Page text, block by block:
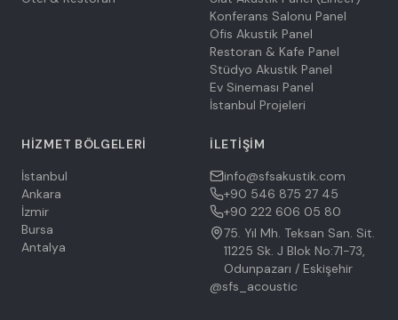
Konferans Salonu Panel
Ofis Akustik Panel
Restoran & Kafe Panel
Stüdyo Akustik Panel
Ev Sineması Panel
İstanbul Projeleri
HIZMET BÖLGELERI
İstanbul
Ankara
İzmir
Bursa
Antalya
İLETIŞIM
info@sfsakustik.com
+90 546 875 27 45
+90 222 606 05 80
75. Yıl Mh. Teksan San. Sit.
11225 Sk. J Blok No:71-73,
Odunpazarı / Eskişehir
@sfs_acoustic